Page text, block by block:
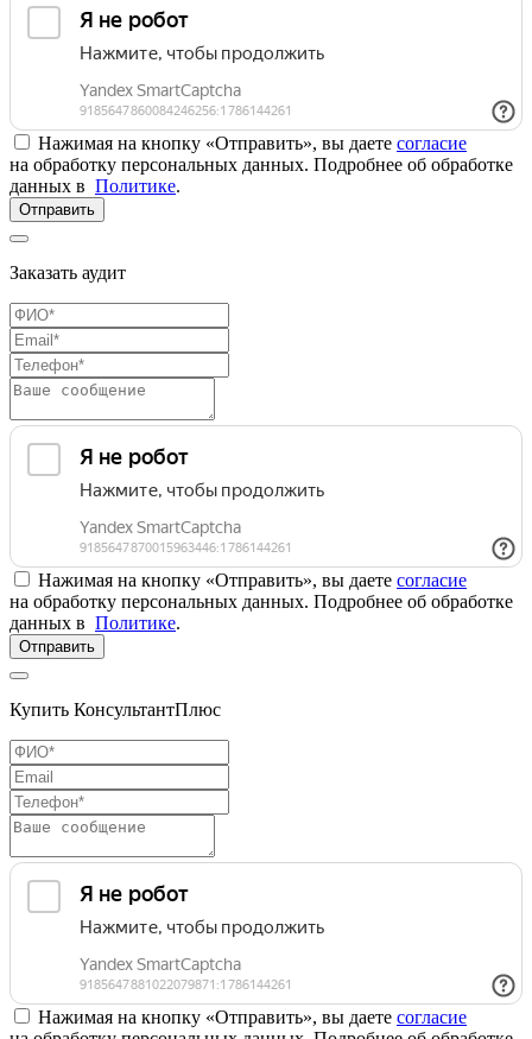
Нажимая на кнопку «Отправить», вы даете согласие
на обработку персональных данных. Подробнее об обработке
данных в Политике.
Отправить
Заказать аудит
Нажимая на кнопку «Отправить», вы даете согласие
на обработку персональных данных. Подробнее об обработке
данных в Политике.
Отправить
Купить КонсультантПлюс
Нажимая на кнопку «Отправить», вы даете согласие